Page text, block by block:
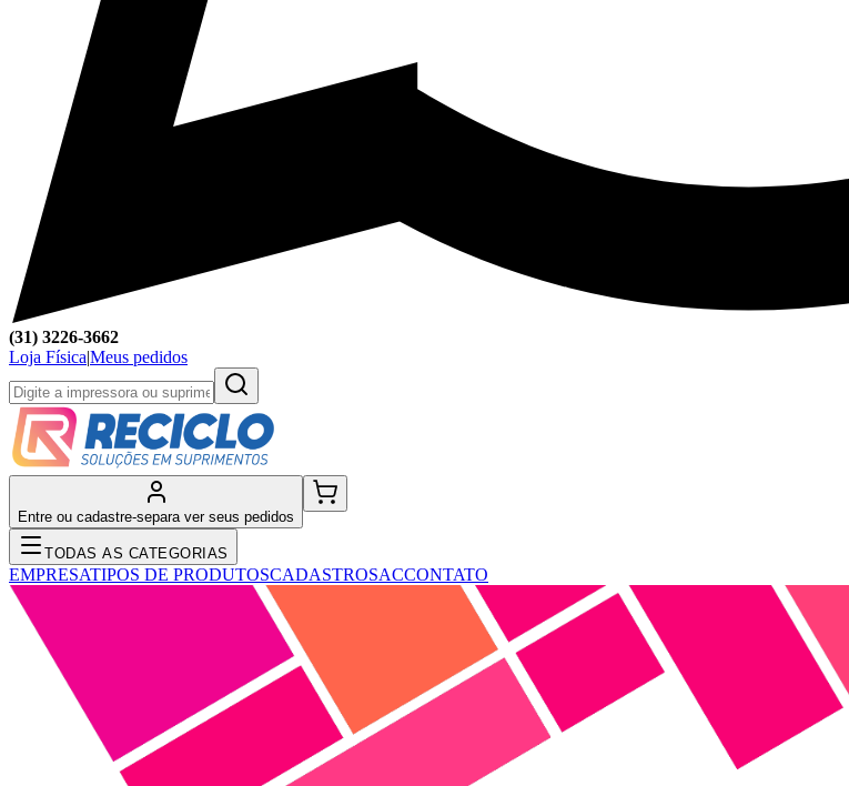
(31) 3226-3662
Loja Física|Meus pedidos
Entre ou cadastre-separa ver seus pedidos
TODAS AS CATEGORIAS
EMPRESATIPOS DE PRODUTOSCADASTROSACCONTATO